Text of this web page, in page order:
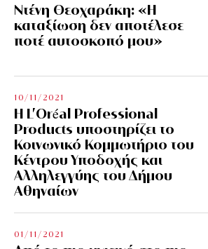
Ντένη Θεοχαράκη: «Η
καταξίωση δεν αποτέλεσε
ποτέ αυτοσκοπό μου»
10/11/2021
Η L’Οréal Professional
Products υποστηρίζει το
Κοινωνικό Κομμωτήριο του
Κέντρου Υποδοχής και
Αλληλεγγύης του Δήμου
Αθηναίων
01/11/2021